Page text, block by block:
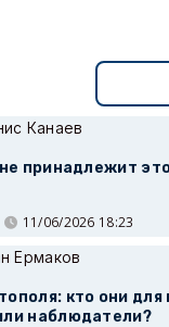
Канаев
принадлежит
11/06/2026 18:23
Ермаков
кто они для
наблюдатели?